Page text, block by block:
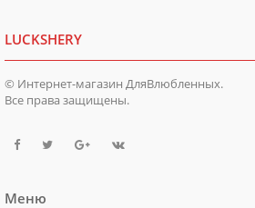
LUCKSHERY
© Интернет-магазин ДляВлюбленных.
Все права защищены.
Меню